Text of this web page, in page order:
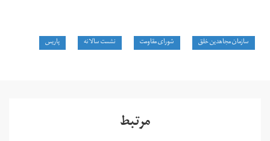
سازمان مجاهدین خلق شورای مقاومت نشست سالانه پاریس
مرتبط